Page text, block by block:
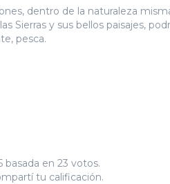
dentro de la naturaleza
Sierras y sus bellos paisajes,
pesca.
basada en 23 votos.
tu calificación.